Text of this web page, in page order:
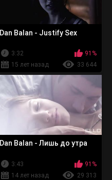
Dan Balan - Justify Sex
3:32
91%
15 лет назад
33 644
Dan Balan - Лишь до утра
3:43
91%
14 лет назад
29 313